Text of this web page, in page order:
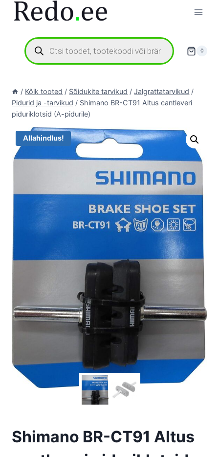
Skip
Products
search
0
/ Kõik tooted / Sõidukite tarvikud / Jalgrattatarvikud /
Pidurid ja -tarvikud / Shimano BR-CT91 Altus cantleveri
piduriklotsid (A-pidurile)
Allahindlus!
Shimano BR-CT91 Altus